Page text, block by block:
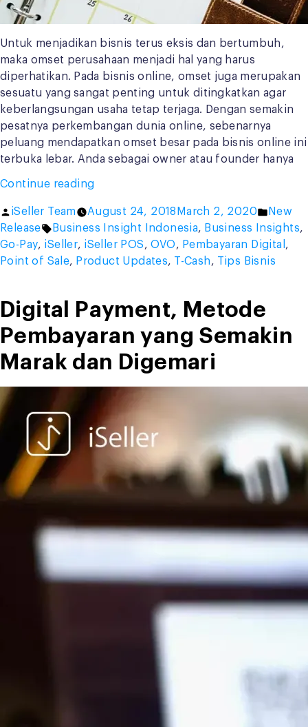
Untuk menjadikan bisnis terus eksis dan bertumbuh,
maka omset perusahaan menjadi hal yang harus
diperhatikan. Pada bisnis online, omset juga merupakan
sesuatu yang sangat penting untuk ditingkatkan agar
keberlangsungan usaha tetap terjaga. Dengan semakin
pesatnya perkembangan dunia online, sebenarnya
peluang mendapatkan omset besar pada bisnis online ini
terbuka lebar. Anda sebagai owner atau founder hanya
Continue reading“5
Jitu
Meningkatkan
Omset
Bisnis
Posted
by
iSeller Team August 24, 2018 March 2, 2020
Posted
in
New
Release
Tags:
Business Insight Indonesia, Business Insights,
Go-Pay, iSeller, iSeller POS, OVO, Pembayaran Digital ,
Point of Sale, Product Updates, T-Cash, Tips Bisnis
Digital Payment, Metode
Pembayaran yang Semakin
Marak dan Digemari